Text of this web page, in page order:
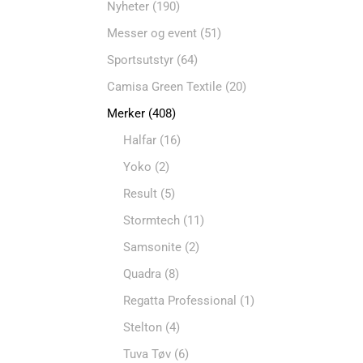
Nyheter (190)
Messer og event (51)
Sportsutstyr (64)
Camisa Green Textile (20)
Merker (408)
Halfar (16)
Yoko (2)
Result (5)
Stormtech (11)
Samsonite (2)
Quadra (8)
Regatta Professional (1)
Stelton (4)
Tuva Tøv (6)